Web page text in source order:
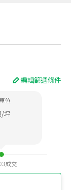
編輯篩選條件
位
/坪
成交